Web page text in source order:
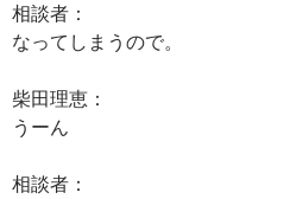
相談者：
なってしまうので。
柴田理恵：
うーん
相談者：